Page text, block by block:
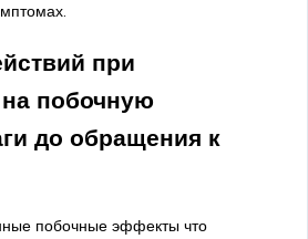
при
побочную
до обращения к
побочные эффекты что